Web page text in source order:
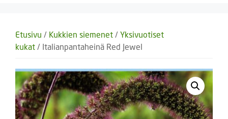
Etusivu / Kukkien siemenet / Yksivuotiset
kukat / Italianpantaheinä Red Jewel